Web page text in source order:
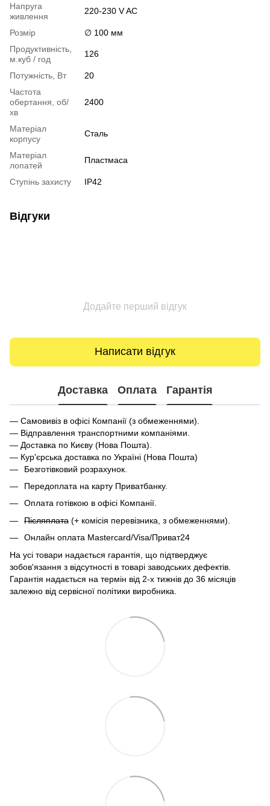
Напруга
живлення
220-230 V AC
Розмір
∅ 100 мм
Продуктивність,
м.куб / год
126
Потужність, Вт
20
Частота
обертання, об/
хв
2400
Матеріал
корпусу
Сталь
Матеріал
лопатей
Пластмаса
Ступінь захисту IP42
Відгуки
Додайте перший відгук
Написати відгук
Доставка Оплата Гарантія
— Самовивіз в офісі Компанії (з обмеженнями).
— Відправлення транспортними компаніями.
— Доставка по Києву (Нова Пошта).
— Кур'єрська доставка по Україні (Нова Пошта)
Безготівковий розрахунок.
Передоплата на карту Приватбанку.
Оплата готівкою в офісі Компанії.
Післяплата (+ комісія перевізника, з обмеженнями).
Онлайн оплата Mastercard/Visa/Приват24
На усі товари надається гарантія, що підтверджує
зобов'язання з відсутності в товарі заводських дефектів.
Гарантія надається на термін від 2-х тижнів до 36 місяців
залежно від сервісної політики виробника.